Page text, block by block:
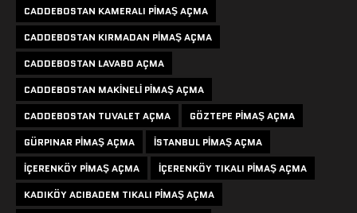
CADDEBOSTAN KAMERALI PIMAŞ AÇMA
CADDEBOSTAN KIRMADAN PIMAŞ AÇMA
CADDEBOSTAN LAVABO AÇMA
CADDEBOSTAN MAKINELI PIMAŞ AÇMA
CADDEBOSTAN TUVALET AÇMA
GÖZTEPE PIMAŞ AÇMA
GÜRPINAR PIMAŞ AÇMA
ISTANBUL PIMAŞ AÇMA
IÇERENKÖY PIMAŞ AÇMA
IÇERENKÖY TIKALI PIMAŞ AÇMA
KADIKÖY ACIBADEM TIKALI PIMAŞ AÇMA